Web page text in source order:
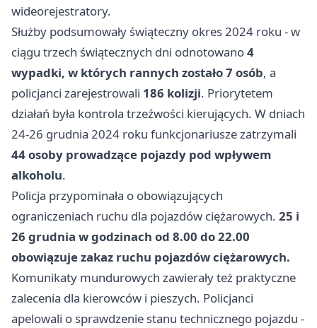
wideorejestratory.
Służby podsumowały świąteczny okres 2024 roku - w
ciągu trzech świątecznych dni odnotowano4
wypadki, w których rannych zostało 7 osób, a
policjanci zarejestrowali 186 kolizji. Priorytetem
działań była kontrola trzeźwości kierujących. W dniach
24-26 grudnia 2024 roku funkcjonariusze zatrzymali
44 osoby prowadzące pojazdy pod wpływem
alkoholu.
Policja przypominała o obowiązujących
ograniczeniach ruchu dla pojazdów ciężarowych. 25 i
26 grudnia w godzinach od 8.00 do 22.00
obowiązuje zakaz ruchu pojazdów ciężarowych.
Komunikaty mundurowych zawierały też praktyczne
zalecenia dla kierowców i pieszych. Policjanci
apelowali o sprawdzenie stanu technicznego pojazdu -